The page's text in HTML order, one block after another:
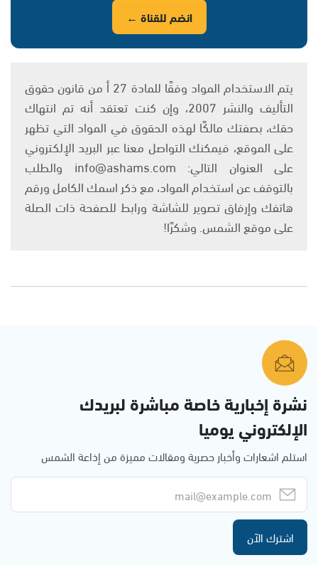
انضم للقناة ←
يتم الاستخدام المواد وفقًا للمادة 27 أ من قانون حقوق
التأليف والنشر 2007، وإن كنت تعتقد أنه تم انتهاك
حقك، بصفتك مالكًا لهذه الحقوق في المواد التي تظهر
على الموقع، فيمكنك التواصل معنا عبر البريد الإلكتروني
على العنوان التالي: info@ashams.com والطلب
بالتوقف عن استخدام المواد، مع ذكر اسمك الكامل ورقم
هاتفك وإرفاق تصوير للشاشة ورابط للصفحة ذات الصلة
على موقع الشمس. وشكرًا!
نشرة إخبارية خاصة مباشرة لبريدك
الإلكتروني يوميا
استلم اشعارات وأخبار حصرية ومقالات مميزة من إذاعة الشمس
اشترك الآن